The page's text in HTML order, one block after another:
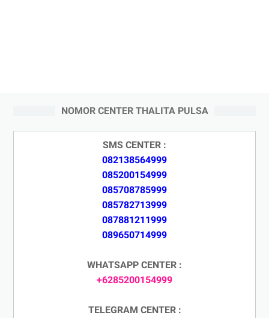
NOMOR CENTER THALITA PULSA
SMS CENTER :
082138564999
085200154999
085708785999
085782713999
087881211999
089650714999
WHATSAPP CENTER :
+6285200154999
TELEGRAM CENTER :